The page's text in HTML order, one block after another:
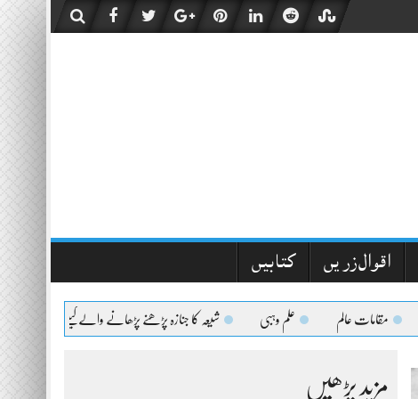
اقوال زریں کتابیں
مقامات عالم علم وہبی شیعہ کا جنازہ پڑھنے پڑھانے والےکیلئے اعلیٰحضرت کا فتویٰ
مزید پڑھیں